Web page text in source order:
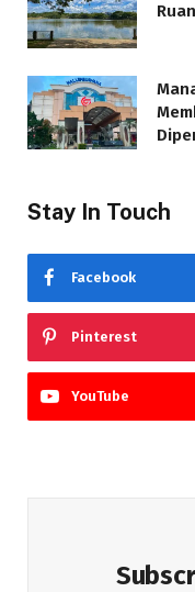
Stay In Touch
Facebook
Pinterest
YouTube